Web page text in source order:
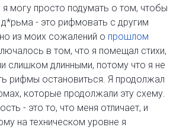
я могу просто подумать о том, чтобы
- это рифмовать с другим
из моих сожалений о прошлом
в том, что я помещал стихи,
слишком длинными, потому что я не
рифмы остановиться. Я продолжал
которые продолжали эту схему.
- это то, что меня отличает, и
на техническом уровне я